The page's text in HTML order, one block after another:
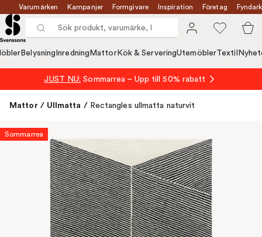
Varumärken Kampanjer Formgivare Inspiration Företag
Belysning Inredning MattorKök & ServeringUtemöblerTextil
JUST NU: Sommarrea – Upp till 50% rabatt
Mattor / Ullmatta / Rectangles ullmatta naturvit
Sommarrea